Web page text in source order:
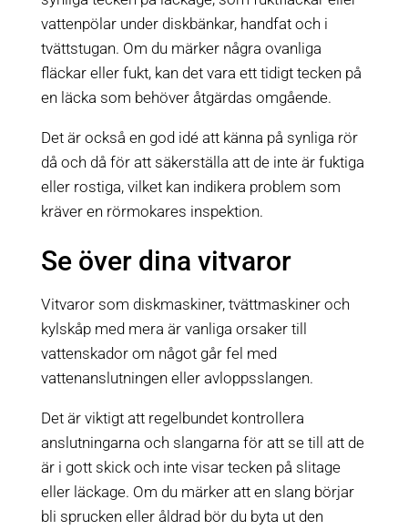
vattenpölar under diskbänkar, handfat och i
tvättstugan. Om du märker några ovanliga
fläckar eller fukt, kan det vara ett tidigt tecken på
en läcka som behöver åtgärdas omgående.
Det är också en god idé att känna på synliga rör
då och då för att säkerställa att de inte är fuktiga
eller rostiga, vilket kan indikera problem som
kräver en rörmokares inspektion.
Se över dina vitvaror
Vitvaror som diskmaskiner, tvättmaskiner och
kylskåp med mera är vanliga orsaker till
vattenskador om något går fel med
vattenanslutningen eller avloppsslangen.
Det är viktigt att regelbundet kontrollera
anslutningarna och slangarna för att se till att de
är i gott skick och inte visar tecken på slitage
eller läckage. Om du märker att en slang börjar
bli sprucken eller åldrad bör du byta ut den